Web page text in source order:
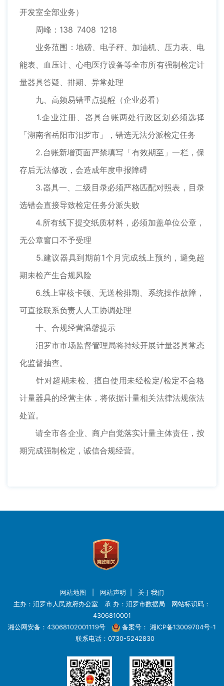
开发室全部业务）
周峰：138 7408 1218
业务范围：地磅、电子秤、加油机、压力表、电
能表、血压计、心电医疗设备等全市所有强制检定计
量器具答疑、排期、异常处理
九、高频易错重点提醒（企业必看）
1.企业注册、器具台账两处行政区划必须选择
「湖南省岳阳市汨罗市」，错选无法分派检定任务
2.台账新增页面严禁填写「有效期至」一栏，保
存后无法修改，会造成年度申报障碍
3.器具一、二级目录必须严格匹配对照表，目录
选错会直接导致检定任务分派失败
4.所有线下提交纸质材料，必须加盖单位公章，
无公章窗口不予受理
5.建议器具到期前1个月完成线上预约，避免超
期未检产生合规风险
6.线上审核卡顿、无送检排期、系统操作故障，
可直接联系负责人人工协调处理
十、合规经营温馨提示
汨罗市市场监督管理局将持续开展计量器具常态
化监督抽查。
针对超期未检、擅自使用未经检定/检定不合格
计量器具的经营主体，将依据计量相关法律法规依法
处置。
请全市各企业、商户自觉落实计量主体责任，按
期完成强制检定，诚信合规经营。
网站地图 网站声明
关于我们
主办：汨罗市人民政府办公室 承 办：汨罗市数据局 网站标识码：
4306810001
湘公网安备：43068102001119号
备案号： 湘ICP备13009704号-1
联系电话：0730-5242830